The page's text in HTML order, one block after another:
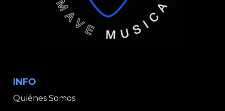
INFO
Quiénes Somos